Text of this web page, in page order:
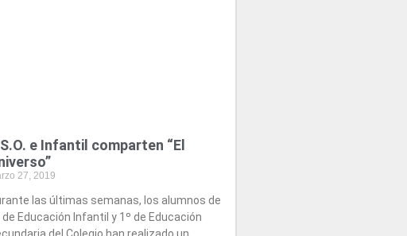
e Infantil comparten “El
27, 2019
las últimas semanas, los alumnos de
de Educación Infantil y 1º de Educación